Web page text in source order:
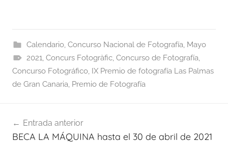
Calendario, Concurso Nacional de Fotografía, Mayo
2021, Concurs Fotogràfic, Concurso de Fotografía,
Concurso Fotográfico, IX Premio de fotografía Las Palmas
de Gran Canaria, Premio de Fotografía
de
Entrada anterior
BECA LA MÁQUINA hasta el 30 de abril de 2021